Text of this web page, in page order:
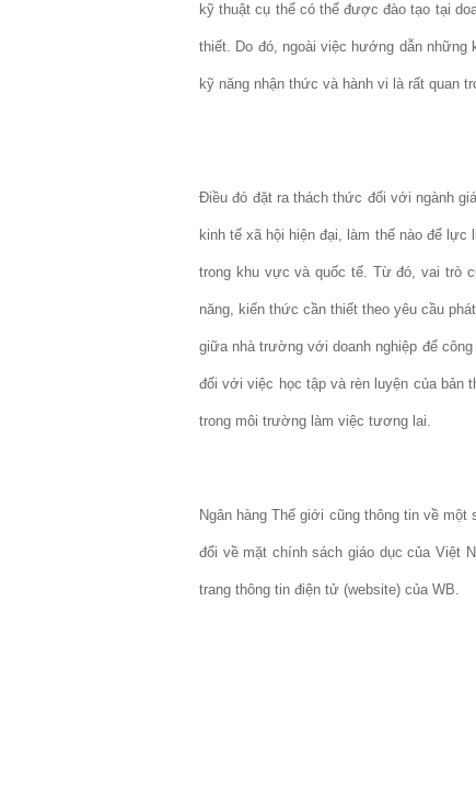
kỹ thuật cụ thể có thể được đào tạo tại
thiết. Do đó, ngoài việc hướng dẫn những
kỹ năng nhận thức và hành vi là rất quan
Điều đó đặt ra thách thức đối với ngành
kinh tế xã hội hiện đại, làm thế nào để
trong khu vực và quốc tế. Từ đó, vai trò
năng, kiến thức cần thiết theo yêu cầu
giữa nhà trường với doanh nghiệp để
đối với việc học tập và rèn luyện của bản
trong môi trường làm việc tương lai.
Ngân hàng Thế giới cũng thông tin về
đổi về mặt chính sách giáo dục của Việt
trang thông tin điện tử (website) của WB.